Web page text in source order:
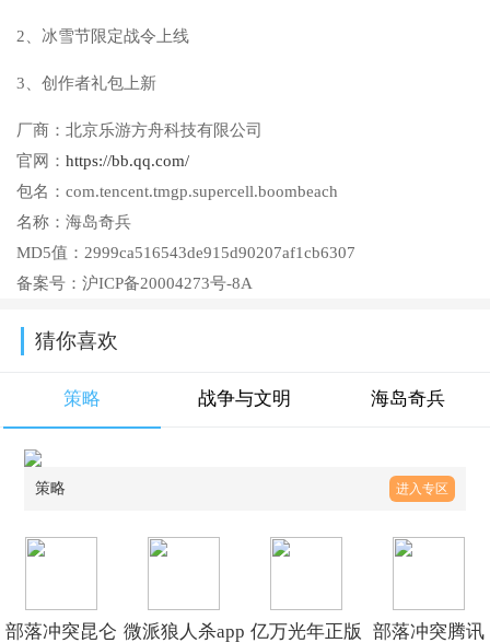
2、冰雪节限定战令上线
3、创作者礼包上新
厂商： 北京乐游方舟科技有限公司
官网： https://bb.qq.com/
包名： com.tencent.tmgp.supercell.boombeach
名称： 海岛奇兵
MD5值： 2999ca516543de915d90207af1cb6307
备案号： 沪ICP备20004273号-8A
猜你喜欢
策略 战争与文明 海岛奇兵
策略 进入专区
部落冲突昆仑 微派狼人杀app 亿万光年正版 部落冲突腾讯